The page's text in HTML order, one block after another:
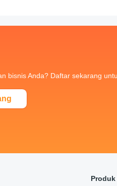
bisnis Anda? Daftar sekarang
Produk